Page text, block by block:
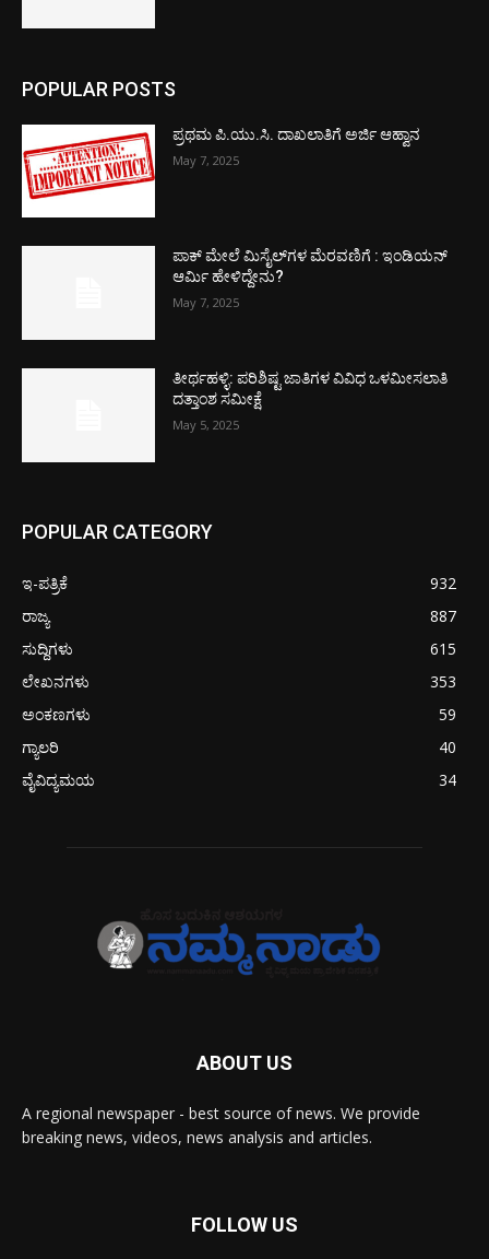
POPULAR POSTS
ಪ್ರಥಮ ಪಿ.ಯು.ಸಿ. ದಾಖಲಾತಿಗೆ ಅರ್ಜಿ ಆಹ್ವಾನ
May 7, 2025
ಪಾಕ್​ ಮೇಲೆ ಮಿಸೈಲ್​ಗಳ ಮೆರವಣಿಗೆ : ಇಂಡಿಯನ್
ಆರ್ಮಿ ಹೇಳಿದ್ದೇನು?
May 7, 2025
ತೀರ್ಥಹಳ್ಳಿ: ಪರಿಶಿಷ್ಟ ಜಾತಿಗಳ ವಿವಿಧ ಒಳಮೀಸಲಾತಿ
ದತ್ತಾಂಶ ಸಮೀಕ್ಷೆ
May 5, 2025
POPULAR CATEGORY
ಇ-ಪತ್ರಿಕೆ
932
ರಾಜ್ಯ
887
ಸುದ್ದಿಗಳು
615
ಲೇಖನಗಳು
353
ಅಂಕಣಗಳು
59
ಗ್ಯಾಲರಿ
40
ವೈವಿದ್ಯಮಯ
34
ABOUT US
A regional newspaper - best source of news. We provide
breaking news, videos, news analysis and articles.
FOLLOW US